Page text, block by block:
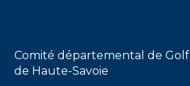
Comité départemental de Golf
de Haute-Savoie